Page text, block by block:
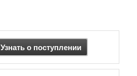
Узнать о поступлении